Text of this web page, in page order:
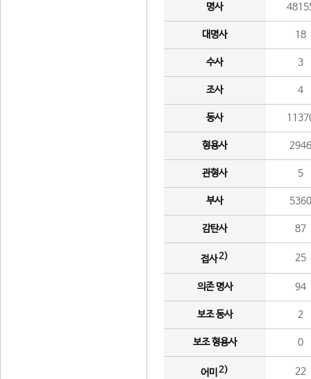
명사
대명사 18
수사 3
조사 4
동사
형용사 2946
관형사 5
부사 5360
감탄사 87
접사2) 25
의존 명사 94
보조 동사 2
보조 형용사 0
어미 2) 22